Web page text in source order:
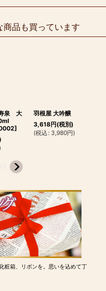
商品も買っています
泉 大
]
羽根屋 大吟醸
3,618円(税別)
(税込 : 3,980円)
粧箱、リボンを。思いを込めて丁